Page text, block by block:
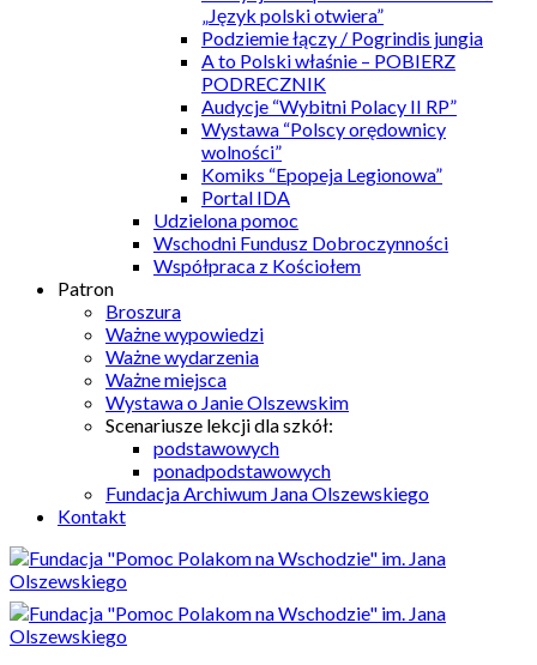
„Język polski otwiera”
Podziemie łączy / Pogrindis jungia
A to Polski właśnie – POBIERZ
PODRECZNIK
Audycje “Wybitni Polacy II RP”
Wystawa “Polscy orędownicy
wolności”
Komiks “Epopeja Legionowa”
Portal IDA
Udzielona pomoc
Wschodni Fundusz Dobroczynności
Współpraca z Kościołem
Patron
Broszura
Ważne wypowiedzi
Ważne wydarzenia
Ważne miejsca
Wystawa o Janie Olszewskim
Scenariusze lekcji dla szkół:
podstawowych
ponadpodstawowych
Fundacja Archiwum Jana Olszewskiego
Kontakt